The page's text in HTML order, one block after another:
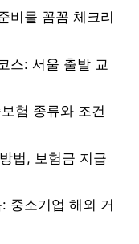
비물 꼼꼼 체크리
스: 서울 출발 교
험 종류와 조건
법, 보험금 지급
중소기업 해외 거